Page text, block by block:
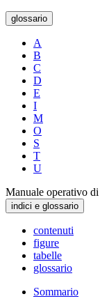
glossario
A
B
C
D
E
I
M
O
S
T
U
Manuale operativo di
indici e glossario
contenuti
figure
tabelle
glossario
Sommario